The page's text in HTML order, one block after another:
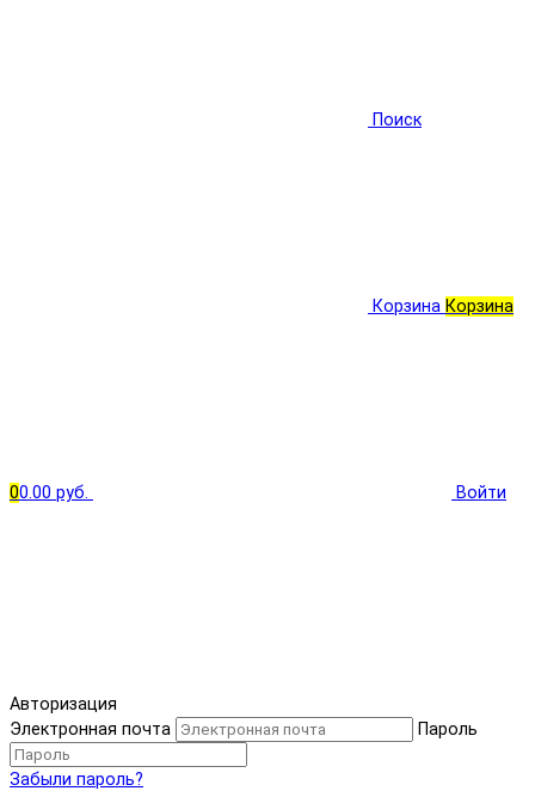
Поиск
Корзина Корзина
00.00 руб. Войти
Авторизация
Электронная почта
Пароль
Забыли пароль?